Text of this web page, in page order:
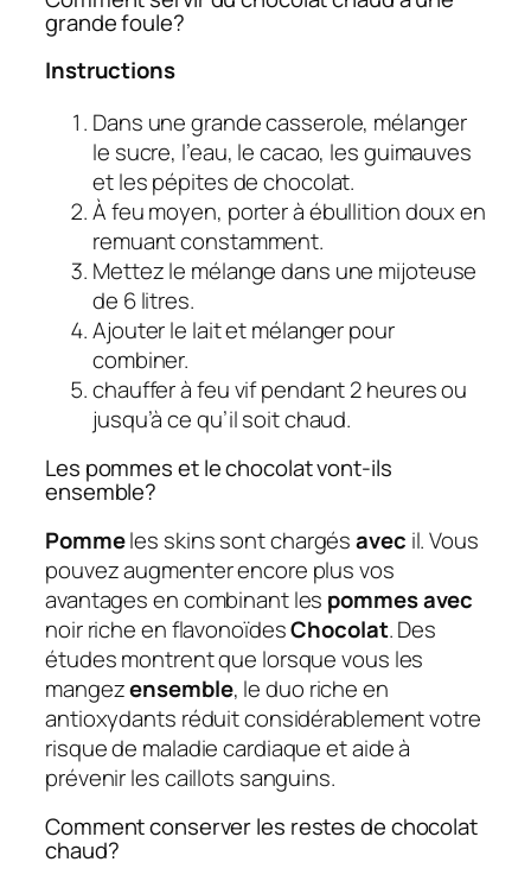
grande foule?
Instructions
Dans une grande casserole, mélanger
le sucre, l’eau, le cacao, les guimauves
et les pépites de chocolat.
À feu moyen, porter à ébullition doux en
remuant constamment.
Mettez le mélange dans une mijoteuse
de 6 litres.
Ajouter le lait et mélanger pour
combiner.
chauffer à feu vif pendant 2 heures ou
jusqu’à ce qu’il soit chaud.
Les pommes et le chocolat vont-ils
ensemble?
Pommeles skins sont chargésavec il. Vous
pouvez augmenter encore plus vos
avantages en combinant les pommes avec
noir riche en flavonoïdesChocolat. Des
études montrent que lorsque vous les
mangezensemble, le duo riche en
antioxydants réduit considérablement votre
risque de maladie cardiaque et aide à
prévenir les caillots sanguins.
Comment conserver les restes de chocolat
chaud?